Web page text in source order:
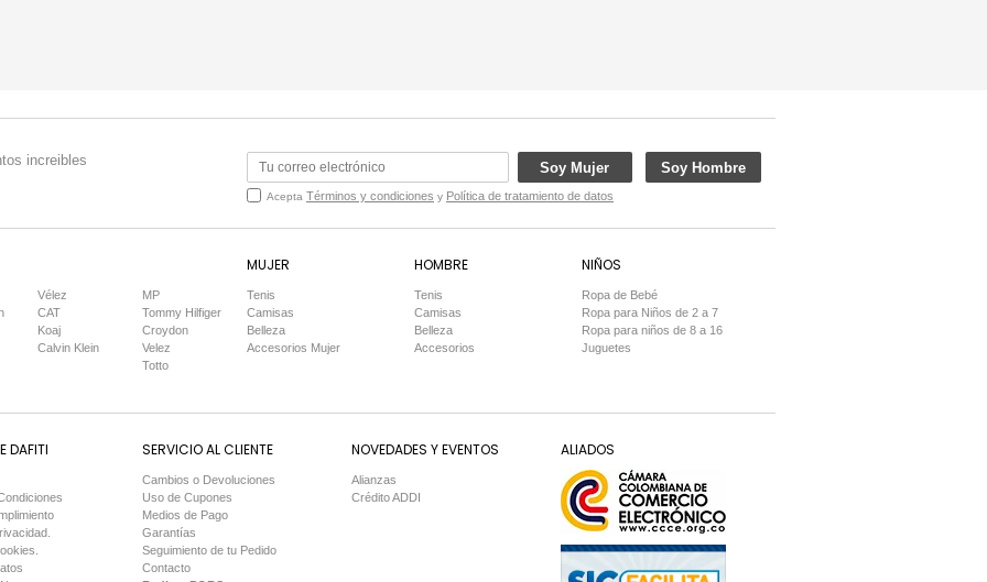
increibles Soy Mujer Soy Hombre
Acepta Términos y condiciones y Política de tratamiento de datos
Vélez
CAT
Koaj
Calvin Klein
MP
Tommy Hilfiger
Croydon
Velez
Totto
MUJER
Tenis
Camisas
Belleza
Accesorios Mujer
HOMBRE
Tenis
Camisas
Belleza
Accesorios
NIÑOS
Ropa de Bebé
Ropa para Niños de 2 a 7
Ropa para niños de 8 a 16
Juguetes
DAFITI SERVICIO AL CLIENTE
Cambios o Devoluciones
Uso de Cupones
Medios de Pago
Garantías
Seguimiento de tu Pedido
Contacto
NOVEDADES Y EVENTOS
Alianzas
Crédito ADDI
ALIADOS